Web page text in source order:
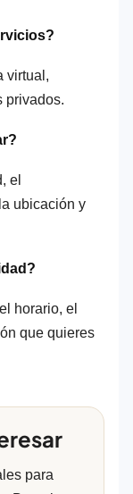
virtual,
privados.
el
ubicación y
horario, el
que quieres
para